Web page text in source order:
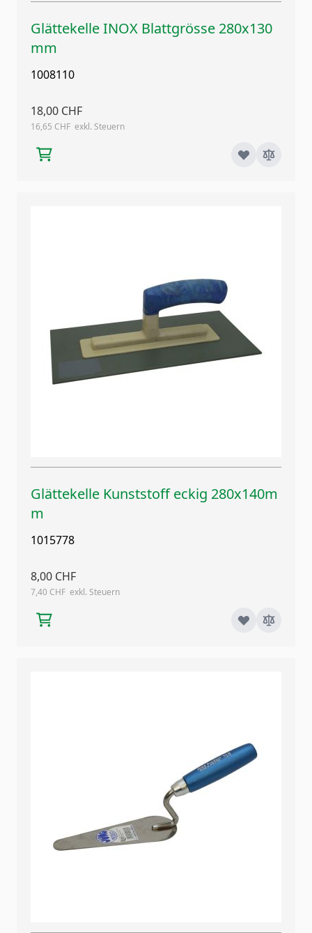
Glättekelle INOX Blattgrösse 280x130
mm
1008110
18,00 CHF
16,65 CHF
Glättekelle Kunststoff eckig 280x140m
m
1015778
8,00 CHF
7,40 CHF